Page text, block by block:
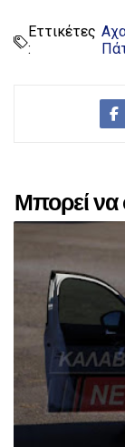
Εττικέτες
:
Μπορεί να